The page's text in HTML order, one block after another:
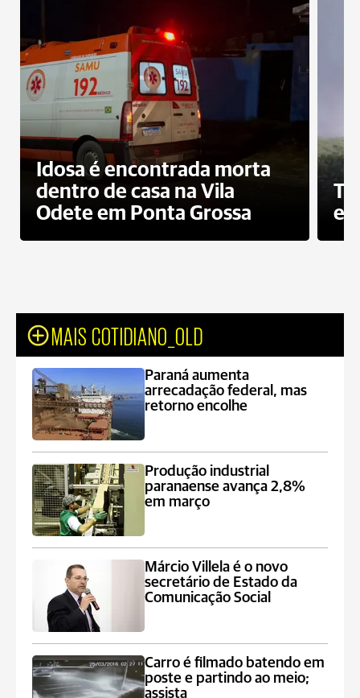
Idosa é encontrada morta
dentro de casa na Vila
Odete em Ponta Grossa
e
MAIS COTIDIANO_OLD
Paraná aumenta
arrecadação federal, mas
retorno encolhe
Produção industrial
paranaense avança 2,8%
em março
Márcio Villela é o novo
secretário de Estado da
Comunicação Social
Carro é filmado batendo em
poste e partindo ao meio;
assista